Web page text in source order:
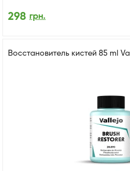
298 грн.
Восстановитель кистей 85 ml